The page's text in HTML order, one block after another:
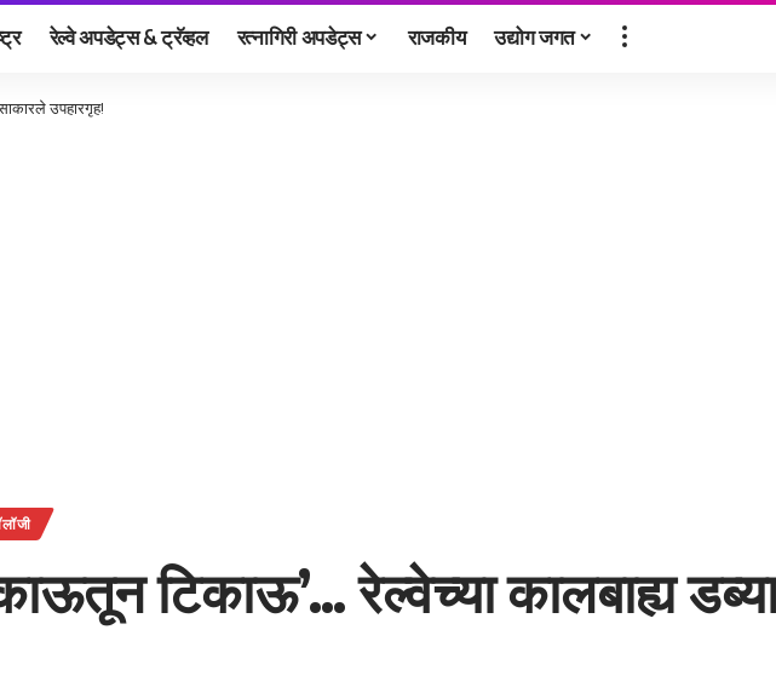
रेल्वे अपडेट्स & ट्रॅव्हल रत्नागिरी अपडेट्स राजकीय उद्योग जगत
उपहारगृह!
टिकाऊ’… रेल्वेच्या कालबाह्य